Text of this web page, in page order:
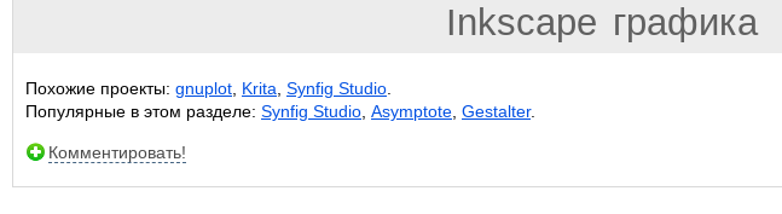
Inkscape графика
Похожие проекты: gnuplot Krita Synfig Studio
Популярные в этом разделе: Synfig Studio Asymptote Gestalter.
Комментировать!